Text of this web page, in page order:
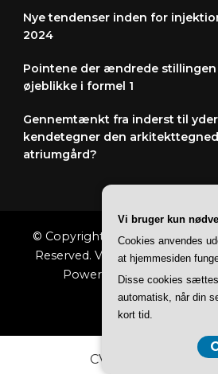
Nye tendenser inden for
2024
Pointene der ændrede stillingen
øjeblikke i formel 1
Gennemtænkt fra inderst til
kendetegner den
atriumgård?
© Copyright 2026
Reserved. Vilva | Developed By
Powered by
WordPress .
CVR-Nummer
Vi bruger kun
Cookies anvendes
at hjemmesiden
Disse cookies
automatisk, når din
kort tid.